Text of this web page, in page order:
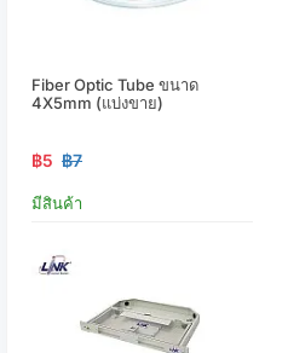
Fiber Optic Tube ขนาด
4X5mm (แบ่งขาย)
฿5 ฿7
มีสินค้า